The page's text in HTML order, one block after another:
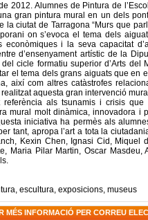
2012. Alumnes de Pintura de
gran pintura mural en un dels
la ciutat de Tarragona “Murs que
on s’evoca el tema dels
econòmiques i la seva capacitat
d’ensenyament artístic de la
cicle formatiu superior d’Arts del
el tema dels grans aiguats que en
així com altres catàstrofes
aquesta gran intervenció
als tsunamis i crisis que
mural molt dinàmica, innovadora i
iniciativa ha permès als
tant, apropa l’art a tota la
Kexin Chen, Ignasi Cid, Miquel
Maria Pilar Martin, Oscar Masdeu,
, escultura, exposicions, museus
MÉS INFORMACIÓ PER CORREU